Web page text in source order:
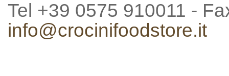
Tel +39 0575 910011 -
info@crocinifoodstore.it